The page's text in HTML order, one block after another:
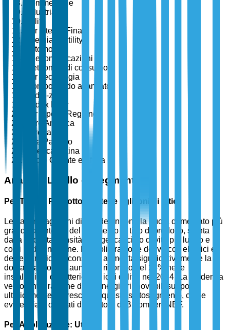
Commerciale
Industriale
Utility
Per Utente Finale
Energia e Utility
Automotive
Telecomunicazioni
Elettronica di consumo
Per Tecnologia
Piombo-acido avanzato
Sodio-zolfo
Redox Flow
Per Tipo di Regione
Nord America
Europa
Asia Pacifico
America Latina
Medio Oriente e Africa
Analisi a Livello di Segmento
Per Tipo di Prodotto: Batterie agli Ioni di Litio
Le batterie agli ioni di litio detengono la quota di mercato più
grande all'interno del segmento di tipo di prodotto, spinta
dalla loro alta densità energetica, ciclo di vita più lungo e
costi in diminuzione. La proliferazione dei veicoli elettrici e
dell'elettronica di consumo aumenta significativamente la
domanda, con un aumento riportato del 25% nelle
installazioni di batterie agli ioni di litio nel 2024. La tendenza
verso l'integrazione delle energie rinnovabili supporta
ulteriormente la crescita di questo sottosegmento, come
evidenziato dai dati del settore di BloombergNEF.
Per Applicazione: Utility